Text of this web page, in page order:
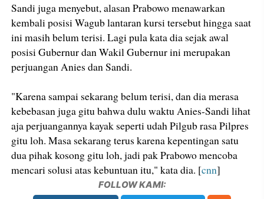
Sandi juga menyebut, alasan Prabowo menawarkan
kembali posisi Wagub lantaran kursi tersebut hingga saat
ini masih belum terisi. Lagi pula kata dia sejak awal
posisi Gubernur dan Wakil Gubernur ini merupakan
perjuangan Anies dan Sandi.
"Karena sampai sekarang belum terisi, dan dia merasa
kebebasan juga gitu bahwa dulu waktu Anies-Sandi lihat
aja perjuangannya kayak seperti udah Pilgub rasa Pilpres
gitu loh. Masa sekarang terus karena kepentingan satu
dua pihak kosong gitu loh, jadi pak Prabowo mencoba
mencari solusi atas kebuntuan itu," kata dia. [cnn]
FOLLOW KAMI: